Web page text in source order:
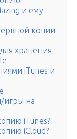
и ему
копии
хранения
iTunes и
игры на
iTunes?
iCloud?